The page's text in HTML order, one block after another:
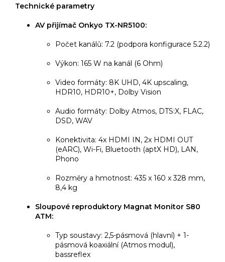
Technické parametry
AV přijímač Onkyo TX-NR5100:
Počet kanálů: 7.2 (podpora konfigurace 5.2.2)
Výkon: 165 W na kanál (6 Ohm)
Video formáty: 8K UHD, 4K upscaling,
HDR10, HDR10+, Dolby Vision
Audio formáty: Dolby Atmos, DTS:X, FLAC,
DSD, WAV
Konektivita: 4x HDMI IN, 2x HDMI OUT
(eARC), Wi-Fi, Bluetooth (aptX HD), LAN,
Phono
Rozměry a hmotnost: 435 x 160 x 328 mm,
8,4 kg
Sloupové reproduktory Magnat Monitor S80
ATM:
Typ soustavy: 2,5-pásmová (hlavní) + 1-
pásmová koaxiální (Atmos modul),
bassreflex